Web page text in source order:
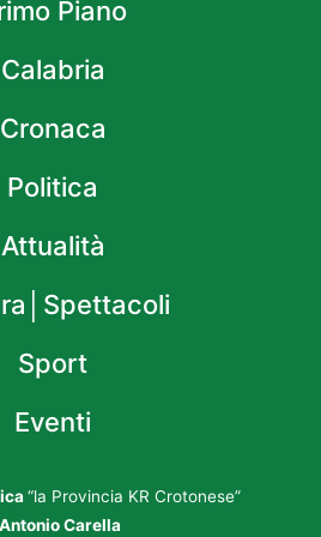
Piano
Calabria
Cronaca
Politica
Attualità
Sport
Eventi
“la Provincia KR Crotonese”
Antonio Carella